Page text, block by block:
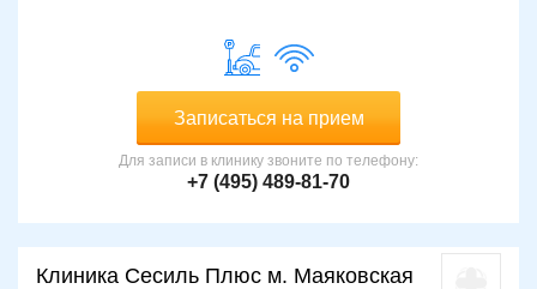
Записаться на прием
Для записи в клинику звоните по телефону:
+7 (495) 489-81-70
Клиника Сесиль Плюс м. Маяковская